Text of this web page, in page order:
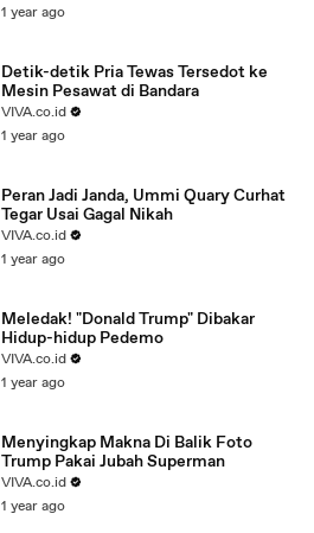
1 year ago
Detik-detik Pria Tewas Tersedot ke
Mesin Pesawat di Bandara
VIVA.co.id
1 year ago
Peran Jadi Janda, Ummi Quary Curhat
Tegar Usai Gagal Nikah
VIVA.co.id
1 year ago
Meledak! "Donald Trump" Dibakar
Hidup-hidup Pedemo
VIVA.co.id
1 year ago
Menyingkap Makna Di Balik Foto
Trump Pakai Jubah Superman
VIVA.co.id
1 year ago